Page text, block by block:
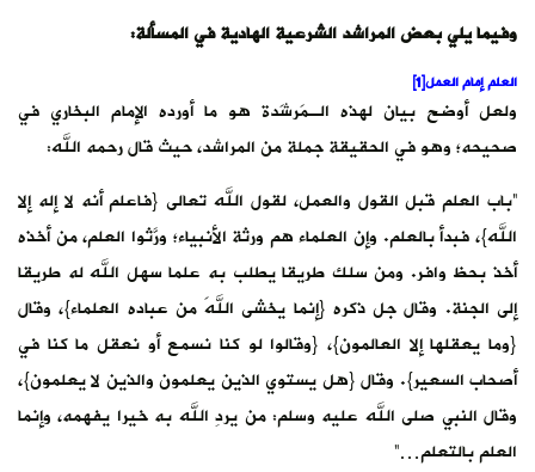
وفيما يلي بعض المراشد الشرعية الهادية في المسألة:
العلم إمام العمل[1]
ولعل أوضح بيان لهذه الـمَرشَدة هو ما أورده الإمام البخاري في
صحيحه؛ وهو في الحقيقة جملة من المراشد، حيث قال رحمه الله:
“باب العلم قبل القول والعمل، لقول الله تعالى {فاعلم أنه لا إله إلا
الله}، فبدأ بالعلم. وإن العلماء هم ورثة الأنبياء؛ ورَّثوا العلم، من أخذه
أخذ بحظ وافر. ومن سلك طريقا يطلب به علما سهل الله له طريقا
إلى الجنة. وقال جل ذكره {إنما يخشى اللهَ من عباده العلماء}، وقال
{وما يعقلها إلا العالمون}، {وقالوا لو كنا نسمع أو نعقل ما كنا في
أصحاب السعير}. وقال {هل يستوي الذين يعلمون والذين لا يعلمون}،
وقال النبي صلى الله عليه وسلم: من يردِ الله به خيرا يفهمه، وإنما
العلم بالتعلم…”